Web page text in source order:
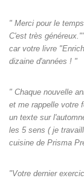
" Merci pour le
C'est très
car votre livre
dizaine d'années ! "
" Chaque nouvelle
et me rappelle votre
un texte sur
les 5 sens ( je
cuisine de Prisma
"Votre dernier